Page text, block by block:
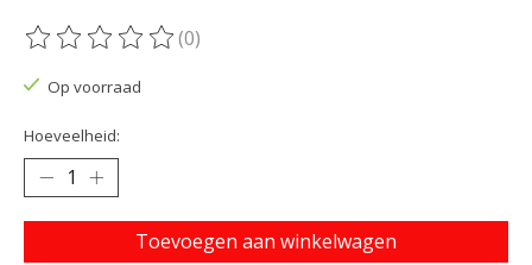
De beoordeling van dit product is
(0)
Op voorraad
Hoeveelheid:
Toevoegen aan winkelwagen